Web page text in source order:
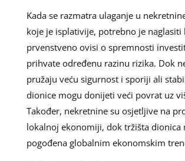
Kada se razmatra ulaganje u
koje je isplativije, potrebno je naglasiti
prvenstveno ovisi o spremnosti
prihvate određenu razinu rizika. Dok
pružaju veću sigurnost i sporiji ali
dionice mogu donijeti veći povrat uz
Također, nekretnine su osjetljive na
lokalnoj ekonomiji, dok tržišta dionica
pogođena globalnim ekonomskim